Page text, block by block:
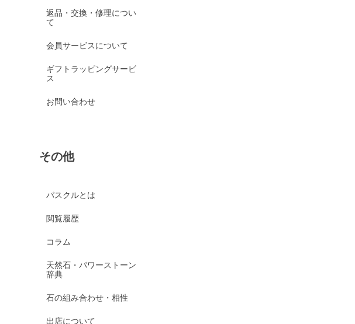
返品・交換・修理につい
て
会員サービスについて
ギフトラッピングサービ
ス
お問い合わせ
その他
パスクルとは
閲覧履歴
コラム
天然石・パワーストーン
辞典
石の組み合わせ・相性
出店について